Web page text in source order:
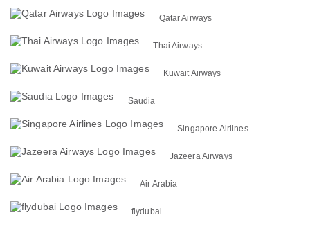
Qatar Airways
Thai Airways
Kuwait Airways
Saudia
Singapore Airlines
Jazeera Airways
Air Arabia
flydubai